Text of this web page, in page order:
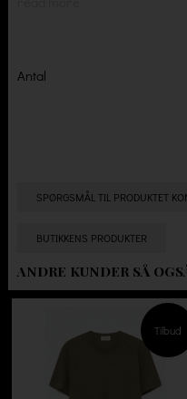
Antal
SPØRGSMÅL TIL PRODUKTET
BUTIKKENS PRODUKTER
ANDRE KUNDER SÅ
Tilbud